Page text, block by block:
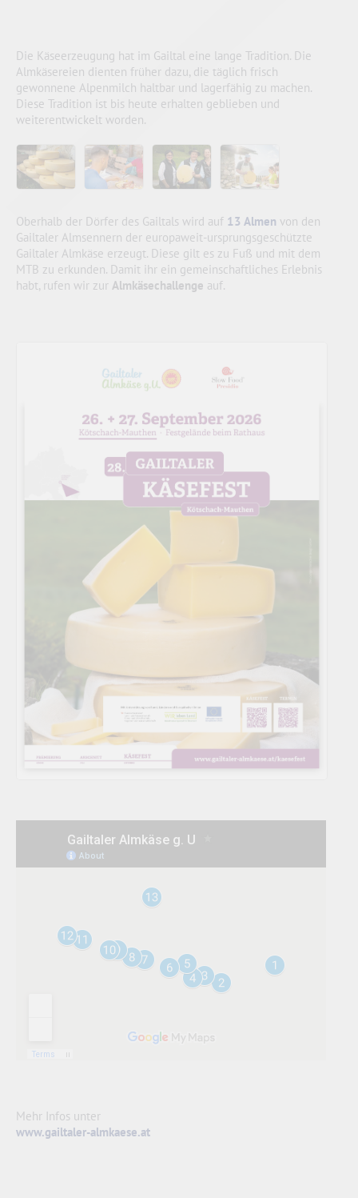
Die Käseerzeugung hat im Gailtal eine lange Tradition. Die
Almkäsereien dienten früher dazu, die täglich frisch
gewonnene Alpenmilch haltbar und lagerfähig zu machen.
Diese Tradition ist bis heute erhalten geblieben und
weiterentwickelt worden.
Oberhalb der Dörfer des Gailtals wird auf 13 Almen von den
Gailtaler Almsennern der europaweit-ursprungsgeschützte
Gailtaler Almkäse erzeugt. Diese gilt es zu Fuß und mit dem
MTB zu erkunden. Damit ihr ein gemeinschaftliches Erlebnis
habt, rufen wir zur Almkäsechallenge auf.
Mehr Infos unter
www.gailtaler-almkaese.at